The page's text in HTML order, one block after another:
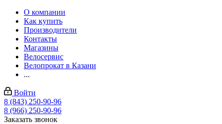
О компании
Как купить
Производители
Контакты
Магазины
Велосервис
Велопрокат в Казани
...
Войти
8 (843) 250-90-96
8 (966) 250-90-96
Заказать звонок